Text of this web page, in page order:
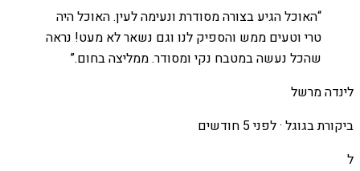
“האוכל הגיע בצורה מסודרת ונעימה לעין. האוכל היה
טרי וטעים ממש והספיק לנו וגם נשאר לא מעט! נראה
שהכל נעשה במטבח נקי ומסודר. ממליצה בחום.”
לינדה מרשל
ביקורת בגוגל ·לפני 5 חודשים
ל